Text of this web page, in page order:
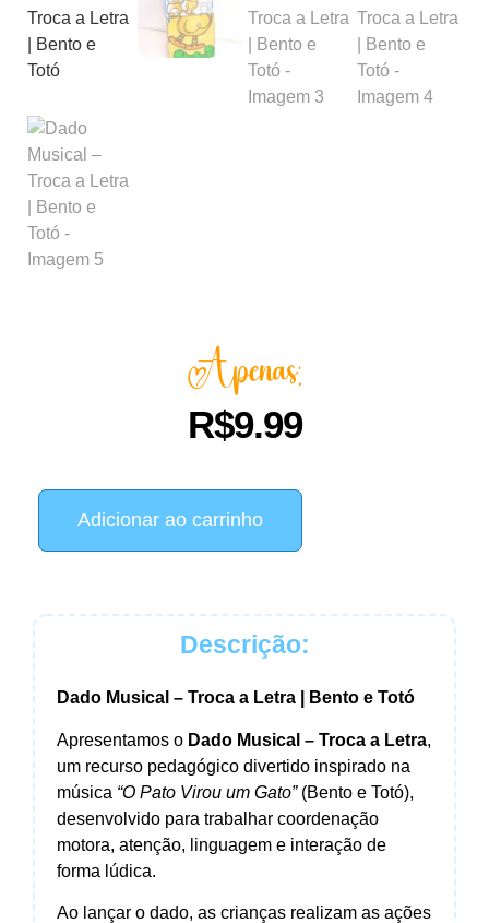
Apenas:
R$9.99
Adicionar ao carrinho
Descrição:
Dado Musical – Troca a Letra | Bento e Totó
Apresentamos o Dado Musical – Troca a Letra,
um recurso pedagógico divertido inspirado na
música “O Pato Virou um Gato”(Bento e Totó),
desenvolvido para trabalhar coordenação
motora, atenção, linguagem e interação de
forma lúdica.
Ao lançar o dado, as crianças realizam as ações